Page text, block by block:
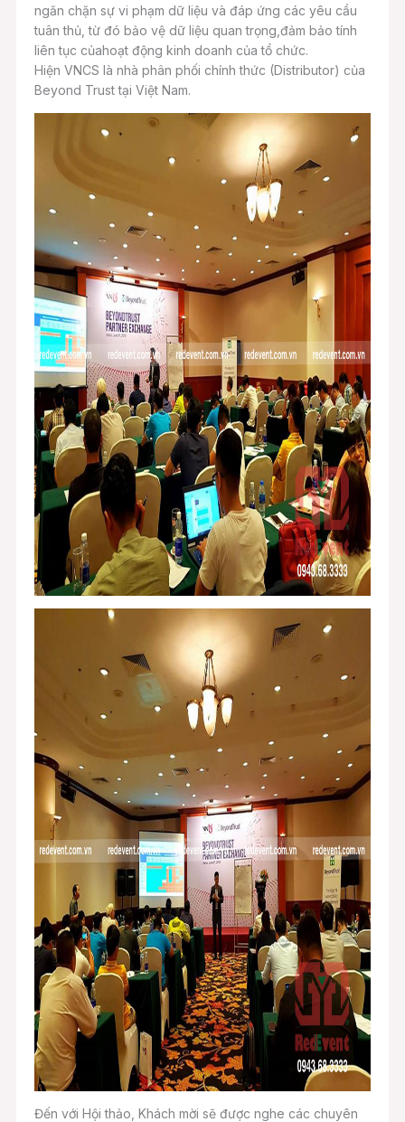
ngăn chặn sự vi phạm dữ liệu và đáp ứng các yêu cầu
tuân thủ, từ đó bảo vệ dữ liệu quan trọng,đảm bảo tính
liên tục củahoạt động kinh doanh của tổ chức.
Hiện VNCS là nhà phân phối chính thức (Distributor) của
Beyond Trust tại Việt Nam.
Đến với Hội thảo, Khách mời sẽ được nghe các chuyên